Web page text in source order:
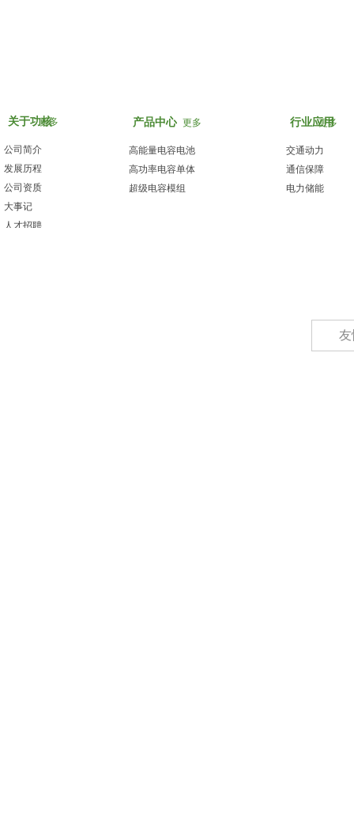
关于功核
更多
公司简介
发展历程
公司资质
大事记
人才招聘
产品中心 更多
高能量电容电池
高功率电容单体
超级电容模组
行业应用
更多
交通动力
通信保障
电力储能
友